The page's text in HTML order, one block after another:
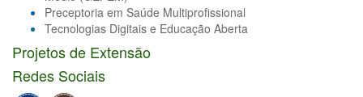
Preceptoria em Saúde Multiprofissional
Tecnologias Digitais e Educação Aberta
Projetos de Extensão
Redes Sociais